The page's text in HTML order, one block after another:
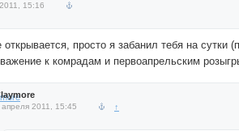
15:16
открывается, просто я забанил тебя на сутки
к комрадам и первоапрельским
апреля 2011, 15:45 ↑